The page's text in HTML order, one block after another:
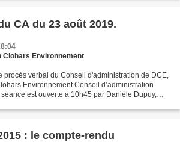
CA du 23 août 2019.
Clohars Environnement
procès verbal du Conseil d'administration de DCE,
Environnement Conseil d’administration
est ouverte à 10h45 par Danièle Dupuy,
: le compte-rendu